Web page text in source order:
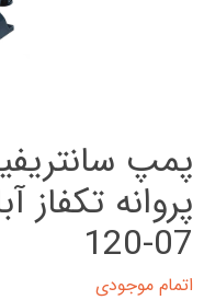
پمپ
120-07
اتمام موجودی